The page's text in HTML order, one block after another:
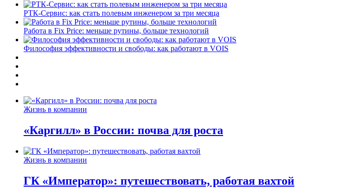
РТК-Сервис: как стать полевым инженером за три месяца
Работа в Fix Price: меньше рутины, больше технологий
Философия эффективности и свободы: как работают в VOIS
Жизнь в компании
«Каргилл» в России: почва для роста
Жизнь в компании
ГК «Император»: путешествовать, работая вахтой